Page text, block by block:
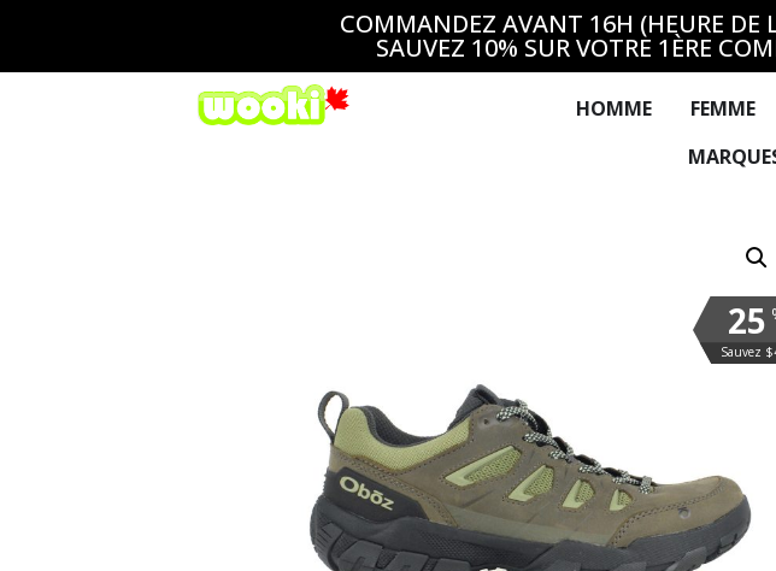
COMMANDEZ AVANT 16H (HEURE DE
SAUVEZ 10% SUR VOTRE 1ÈRE
HOMME FEMME
25
Sauvez